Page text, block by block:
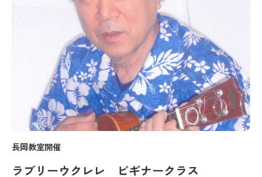
長岡教室開催
ラブリーウクレレ ビギナークラス